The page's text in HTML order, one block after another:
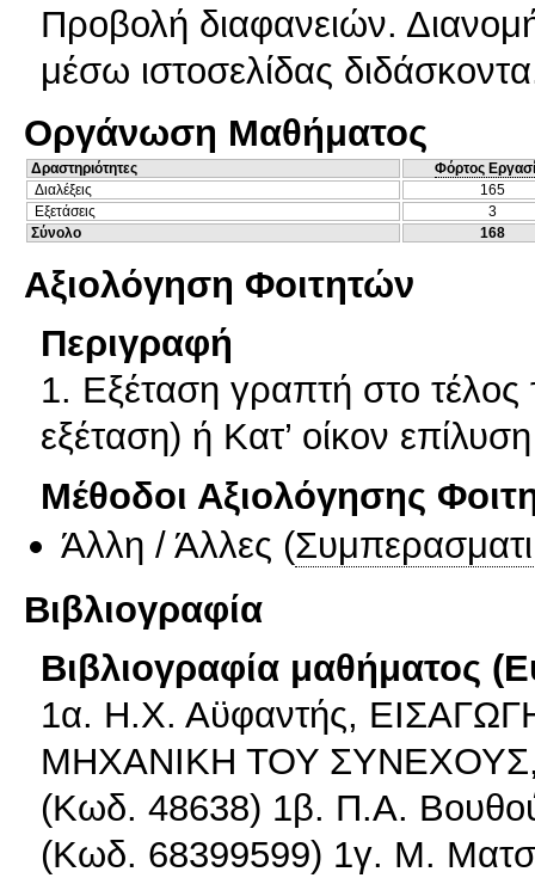
Προβολή διαφανειών.
μέσω ιστοσελίδας
Οργάνωση Μαθήματος
Δραστηριότητες
Φόρτος
Διαλέξεις
165
Εξετάσεις
3
Σύνολο
168
Αξιολόγηση Φοιτητών
Περιγραφή
1. Εξέταση γραπτή στο
εξέταση) ή Κατ’ οίκον
Μέθοδοι Αξιολόγησης
Άλλη / Άλλες (
Βιβλιογραφία
Βιβλιογραφία μαθήματος
1α. Η.Χ. Αϋφαντής,
ΜΗΧΑΝΙΚΗ ΤΟΥ ΣΥΝΕΧΟΥΣ,
(Κωδ. 48638) 1β. Π.Α.
(Κωδ. 68399599) 1γ. Μ.